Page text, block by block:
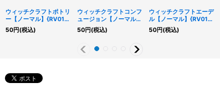
ウィッチクラフトポトリ
ー【ノーマル】{RV01-
JP035}《モンスター》
50円(税込)
ウィッチクラフトコンフ
ュージョン【ノーマル】
{RV01-JP041}《魔法》
50円(税込)
ウィッチクラフトエーデ
ル【ノーマル】{RV01-
JP032}《モンスター》
50円(税込)